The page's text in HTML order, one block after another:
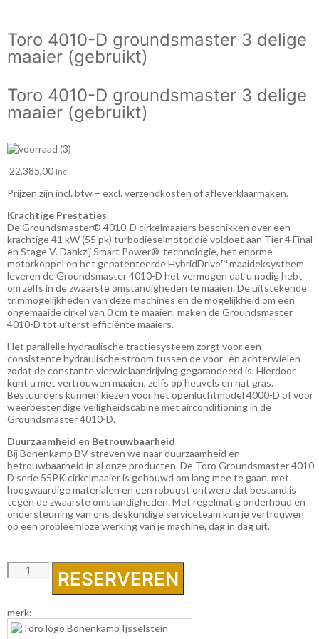
Toro 4010-D groundsmaster 3 delige
maaier (gebruikt)
Toro 4010-D groundsmaster 3 delige
maaier (gebruikt)
22.385,00 Incl.
Prijzen zijn incl. btw – excl. verzendkosten of afleverklaarmaken.
Krachtige Prestaties
De Groundsmaster® 4010-D cirkelmaaiers beschikken over een
krachtige 41 kW (55 pk) turbodieselmotor die voldoet aan Tier 4 Final
en Stage V. Dankzij Smart Power®-technologie, het enorme
motorkoppel en het gepatenteerde HybridDrive™ maaideksysteem
leveren de Groundsmaster 4010-D het vermogen dat u nodig hebt
om zelfs in de zwaarste omstandigheden te maaien. De uitstekende
trimmogelijkheden van deze machines en de mogelijkheid om een
ongemaaide cirkel van 0 cm te maaien, maken de Groundsmaster
4010-D tot uiterst efficiënte maaiers.
Het parallelle hydraulische tractiesysteem zorgt voor een
consistente hydraulische stroom tussen de voor- en achterwielen
zodat de constante vierwielaandrijving gegarandeerd is. Hierdoor
kunt u met vertrouwen maaien, zelfs op heuvels en nat gras.
Bestuurders kunnen kiezen voor het openluchtmodel 4000-D of voor
weerbestendige veiligheidscabine met airconditioning in de
Groundsmaster 4010-D.
Duurzaamheid en Betrouwbaarheid
Bij Bonenkamp BV streven we naar duurzaamheid en
betrouwbaarheid in al onze producten. De Toro Groundsmaster 4010
D serie 55PK cirkelmaaier is gebouwd om lang mee te gaan, met
hoogwaardige materialen en een robuust ontwerp dat bestand is
tegen de zwaarste omstandigheden. Met regelmatig onderhoud en
ondersteuning van ons deskundige serviceteam kun je vertrouwen
op een probleemloze werking van je machine, dag in dag uit.
Toro
4010-
3
delige
RESERVEREN
merk: